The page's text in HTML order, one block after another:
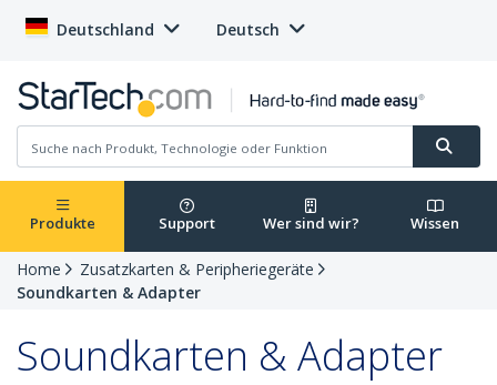
Deutschland Deutsch
Produkte Support Wer sind wir? Wissen
Home
Zusatzkarten & Peripheriegeräte
Soundkarten & Adapter
Soundkarten & Adapter